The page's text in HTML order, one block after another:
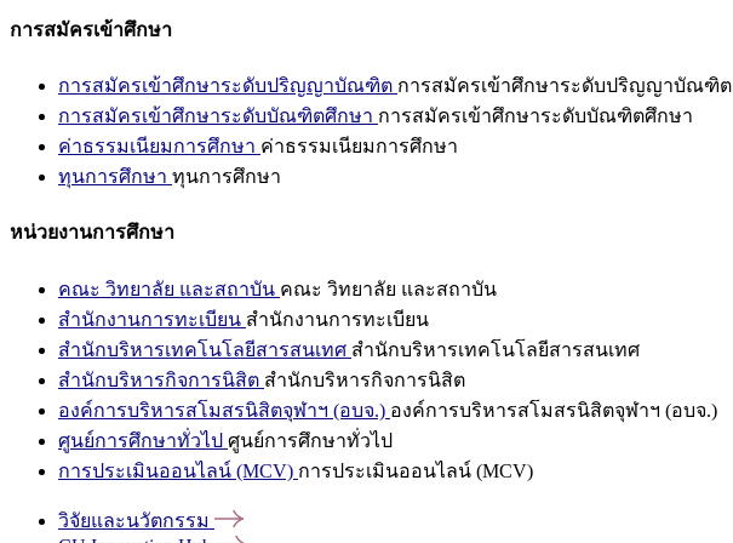
การสมัครเข้าศึกษา
การสมัครเข้าศึกษาระดับปริญญาบัณฑิต การสมัครเข้าศึกษาระดับปริญญาบัณฑิต
การสมัครเข้าศึกษาระดับบัณฑิตศึกษา การสมัครเข้าศึกษาระดับบัณฑิตศึกษา
ค่าธรรมเนียมการศึกษา ค่าธรรมเนียมการศึกษา
ทุนการศึกษา ทุนการศึกษา
หน่วยงานการศึกษา
คณะ วิทยาลัย และสถาบัน คณะ วิทยาลัย และสถาบัน
สำนักงานการทะเบียน สำนักงานการทะเบียน
สำนักบริหารเทคโนโลยีสารสนเทศ สำนักบริหารเทคโนโลยีสารสนเทศ
สำนักบริหารกิจการนิสิต สำนักบริหารกิจการนิสิต
องค์การบริหารสโมสรนิสิตจุฬาฯ (อบจ.) องค์การบริหารสโมสรนิสิตจุฬาฯ (อบจ.)
ศูนย์การศึกษาทั่วไป ศูนย์การศึกษาทั่วไป
การประเมินออนไลน์ (MCV) การประเมินออนไลน์ (MCV)
วิจัยและนวัตกรรม